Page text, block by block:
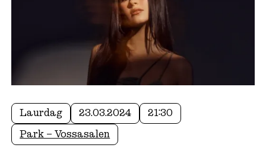
Laurdag 23.03.2024
21:30
Park – Vossasalen